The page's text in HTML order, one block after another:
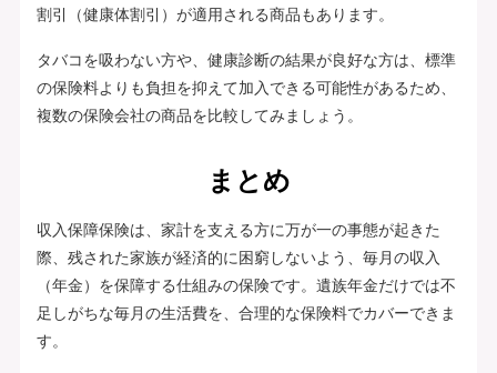
割引（健康体割引）が適用される商品もあります。
タバコを吸わない方や、健康診断の結果が良好な方は、標準
の保険料よりも負担を抑えて加入できる可能性があるため、
複数の保険会社の商品を比較してみましょう。
まとめ
収入保障保険は、家計を支える方に万が一の事態が起きた
際、残された家族が経済的に困窮しないよう、毎月の収入
（年金）を保障する仕組みの保険です。遺族年金だけでは不
足しがちな毎月の生活費を、合理的な保険料でカバーできま
す。